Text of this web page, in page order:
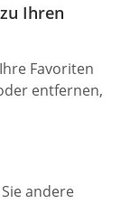
Ihren
Favoriten
entfernen,
andere